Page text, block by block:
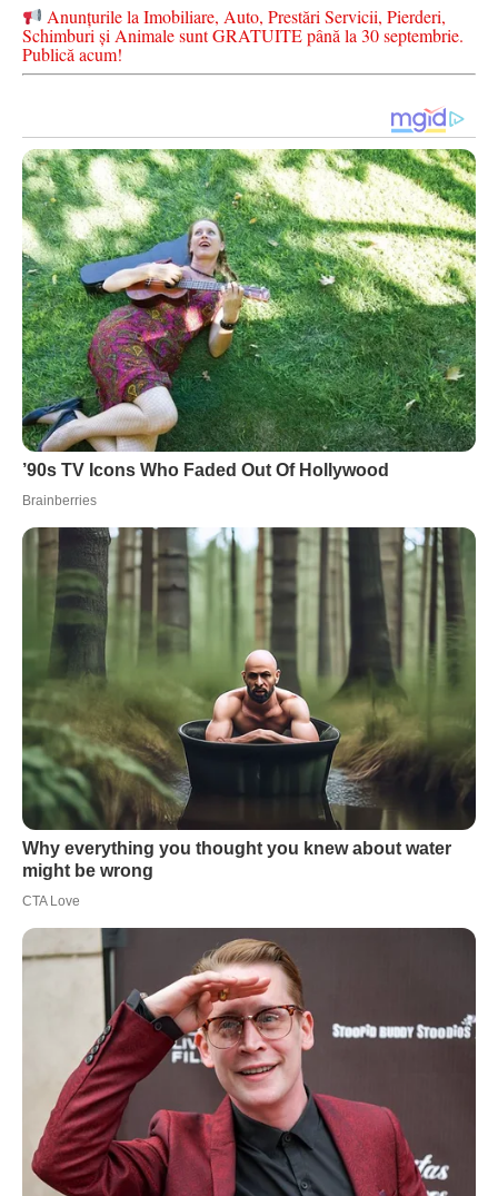
Anunțurile la Imobiliare, Auto, Prestări Servicii, Pierderi,
Schimburi și Animale sunt GRATUITE până la 30 septembrie.
Publică acum!